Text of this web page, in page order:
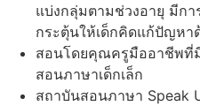
แบ่งกลุ่มตามช่วงอายุ มีก
กระตุ้นให้เด็กคิดแก้ปัญหา
สอนโดยคุณครูมืออาชีพที่
สอนภาษาเด็กเล็ก
สถาบันสอนภาษา Speak